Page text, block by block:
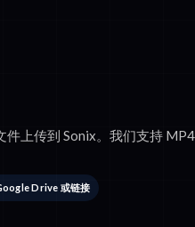
件上传到 Sonix。我们支持
Drive 或链接